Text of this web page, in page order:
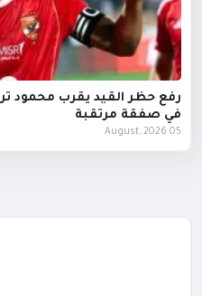
رفع حظر القيد يقرب محمود
في صفقة مرتقبة
05 August, 2026